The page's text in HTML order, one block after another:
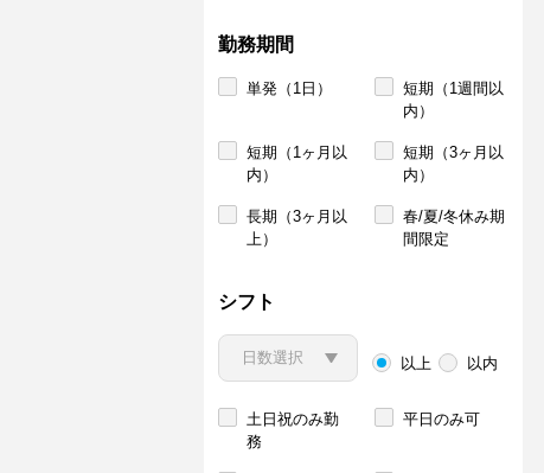
勤務期間
単発（1日）
短期（1週間以
内）
短期（1ヶ月以
内）
短期（3ヶ月以
内）
長期（3ヶ月以
上）
春/夏/冬休み期
間限定
シフト
以上 以内
土日祝のみ勤
務
平日のみ可